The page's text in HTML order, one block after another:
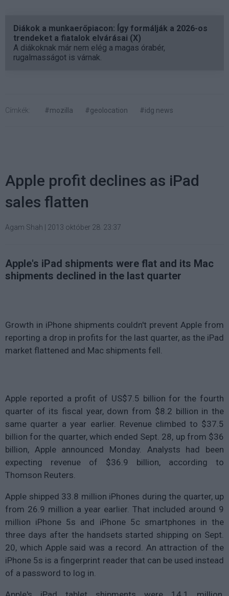
Diákok a munkaerőpiacon: Így formálják a 2026-os
trendeket a fiatalok elvárásai (X)
A diákoknak már nem elég a magas órabér,
rugalmasságot is várnak.
Címkék: #mozilla #geolocation #idg news
Apple profit declines as iPad
sales flatten
Agam Shah 2013 október 28. 23:37
Apple's iPad shipments were flat and its Mac
shipments declined in the last quarter
Growth in iPhone shipments couldn't prevent Apple from
reporting a drop in profits for the last quarter, as the iPad
market flattened and Mac shipments fell.
Apple reported a profit of US$7.5 billion for the fourth
quarter of its fiscal year, down from $8.2 billion in the
same quarter a year earlier. Revenue climbed to $37.5
billion for the quarter, which ended Sept. 28, up from $36
billion, Apple announced Monday. Analysts had been
expecting revenue of $36.9 billion, according to
Thomson Reuters.
Apple shipped 33.8 million iPhones during the quarter, up
from 26.9 million a year earlier. That included around 9
million iPhone 5s and iPhone 5c smartphones in the
three days after the handsets started shipping on Sept.
20, which Apple said was a record. An attraction of the
iPhone 5s is a fingerprint reader that can be used instead
of a password to log in.